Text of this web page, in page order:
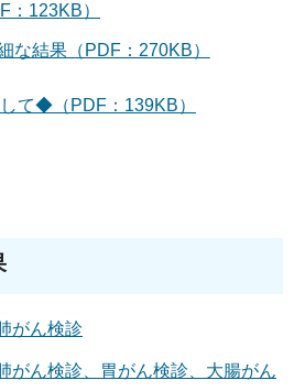
123KB）
な結果（PDF：270KB）
て◆（PDF：139KB）
がん検診
がん検診、胃がん検診、大腸がん